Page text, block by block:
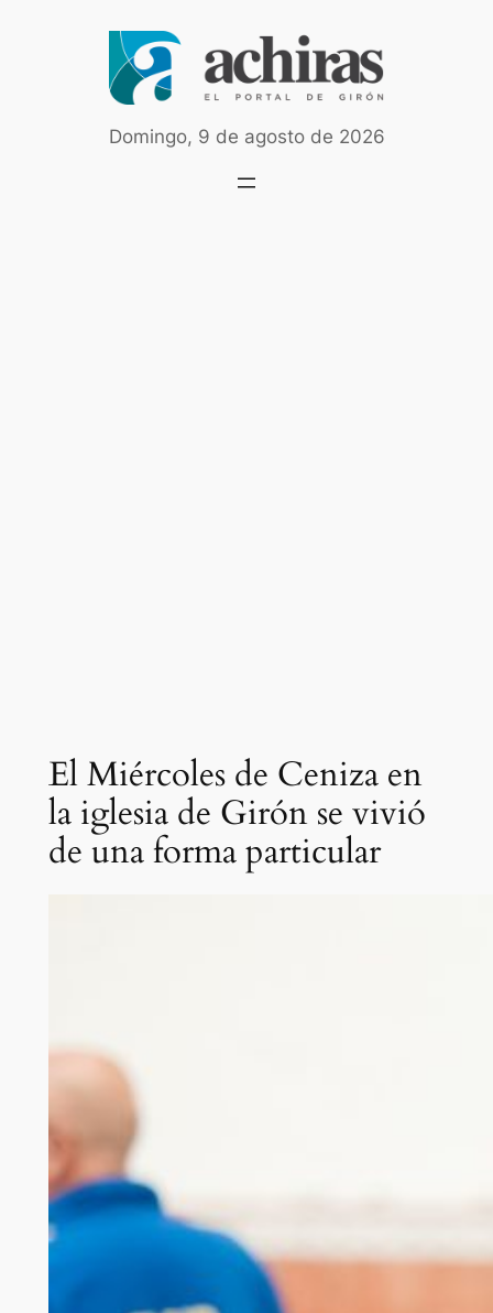
Domingo, 9 de agosto de 2026
El Miércoles de Ceniza en
la iglesia de Girón se vivió
de una forma particular